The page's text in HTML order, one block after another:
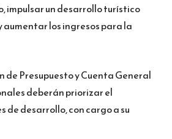
impulsar un desarrollo turístico
los ingresos para la
Presupuesto y Cuenta General
deberán priorizar el
desarrollo, con cargo a su